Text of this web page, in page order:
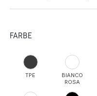
FARBE
TPE
BIANCO
ROSA